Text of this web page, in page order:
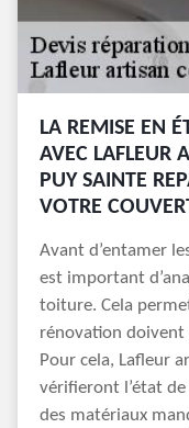
LA REMISE EN
AVEC LAFLEUR
PUY SAINTE
VOTRE
Avant d’entamer
est important
toiture. Cela
rénovation
Pour cela, Lafleur
vérifieront l’état
des matériaux